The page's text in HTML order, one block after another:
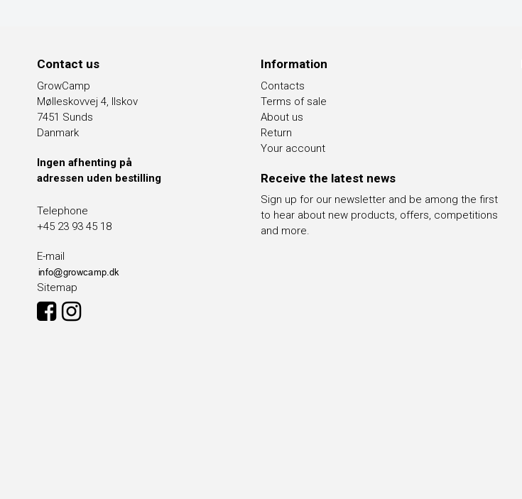
Contact us
GrowCamp
Mølleskovvej 4, Ilskov
7451 Sunds
Danmark
Ingen afhenting på
adressen uden bestilling
Telephone
+45 23 93 45 18
E-mail
Sitemap
Information
Contacts
Terms of sale
About us
Return
Your account
Receive the latest news
Sign up for our newsletter and be among the first
to hear about new products, offers, competitions
and more.